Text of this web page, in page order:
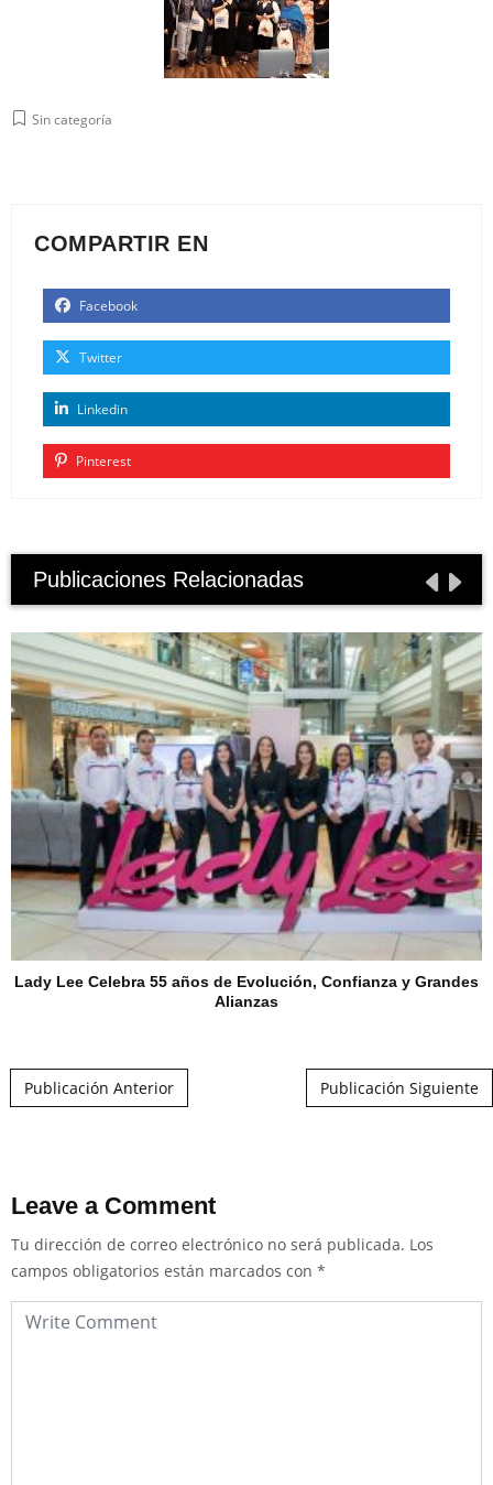
Sin categoría
COMPARTIR EN
Facebook
Twitter
Linkedin
Pinterest
Publicaciones Relacionadas
Lady Lee Celebra 55 años de Evolución, Confianza y Grandes
Alianzas
Publicación Anterior Publicación Siguiente
Leave a Comment
Tu dirección de correo electrónico no será publicada. Los
campos obligatorios están marcados con *